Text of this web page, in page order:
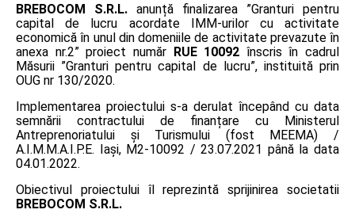
BREBOCOM S.R.L. anunță finalizarea ”Granturi pentru
capital de lucru acordate IMM-urilor cu activitate
economică în unul din domeniile de activitate prevazute în
anexa nr.2” proiect număr RUE 10092 înscris în cadrul
Măsurii ”Granturi pentru capital de lucru”, instituită prin
OUG nr 130/2020.
Implementarea proiectului s-a derulat începând cu data
semnării contractului de finanțare cu Ministerul
Antreprenoriatului și Turismului (fost MEEMA) /
A.I.M.M.A.I.P.E. Iaşi, M2-10092 / 23.07.2021 până la data
04.01.2022.
Obiectivul proiectului îl reprezintă sprijinirea societatii
BREBOCOM S.R.L.